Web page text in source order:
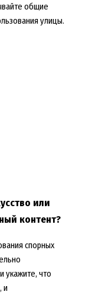
общие
улицы.
или
контент?
спорных
укажите, что
и